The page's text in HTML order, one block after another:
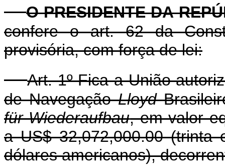
O PRESIDENTE DA
confere o art. 62 da
provisória, com força de lei:
Art. 1º Fica a União
de NavegaçãoLloyd
für Wiederaufbau, em valor
a US$ 32,072,000.00
dólares americanos),